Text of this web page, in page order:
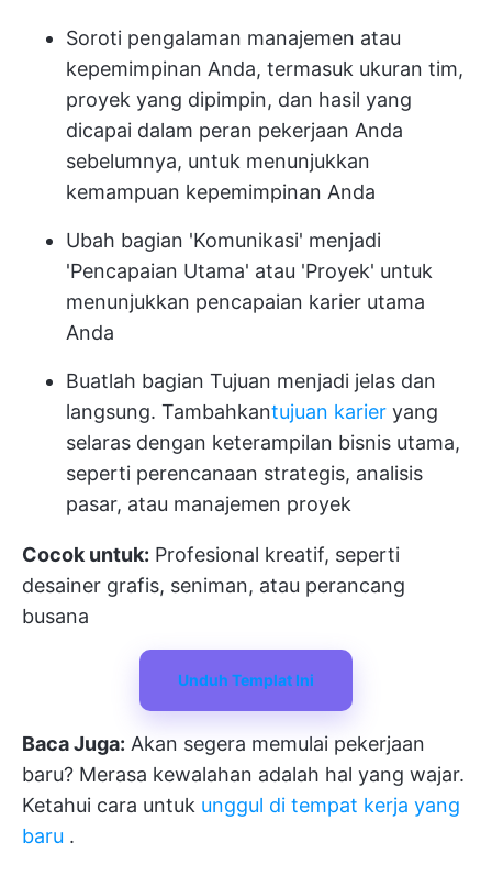
Soroti pengalaman manajemen atau
kepemimpinan Anda, termasuk ukuran tim,
proyek yang dipimpin, dan hasil yang
dicapai dalam peran pekerjaan Anda
sebelumnya, untuk menunjukkan
kemampuan kepemimpinan Anda
Ubah bagian 'Komunikasi' menjadi
'Pencapaian Utama' atau 'Proyek' untuk
menunjukkan pencapaian karier utama
Anda
Buatlah bagian Tujuan menjadi jelas dan
langsung. Tambahkantujuan karier yang
selaras dengan keterampilan bisnis utama,
seperti perencanaan strategis, analisis
pasar, atau manajemen proyek
Cocok untuk: Profesional kreatif, seperti
desainer grafis, seniman, atau perancang
busana
Unduh Templat Ini
Baca Juga: Akan segera memulai pekerjaan
baru? Merasa kewalahan adalah hal yang wajar.
Ketahui cara untuk unggul di tempat kerja yang
baru .